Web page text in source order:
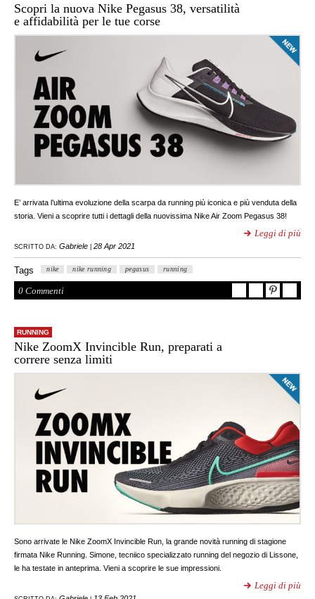
Scopri la nuova Nike Pegasus 38, versatilità
e affidabilità per le tue corse
E’ arrivata l’ultima evoluzione della scarpa da running più iconica e più venduta della
storia. Vieni a scoprire tutti i dettagli della nuovissima Nike Air Zoom Pegasus 38!
Leggi di più
SCRITTO DA: Gabriele 28 Apr 2021
Tags nike nike running pegasus running
0 Commenti
RUNNING
Nike ZoomX Invincible Run, preparati a
correre senza limiti
Sono arrivate le Nike ZoomX Invincible Run, la grande novità running di stagione
firmata Nike Running. Simone, tecniico specializzato running del negozio di Lissone,
le ha testate in anteprima. Vieni a scoprire le sue impressioni.
Leggi di più